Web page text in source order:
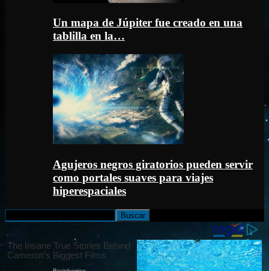
Un mapa de Júpiter fue creado en una
tablilla en la…
Agujeros negros giratorios pueden servir
como portales suaves para viajes
hiperespaciales